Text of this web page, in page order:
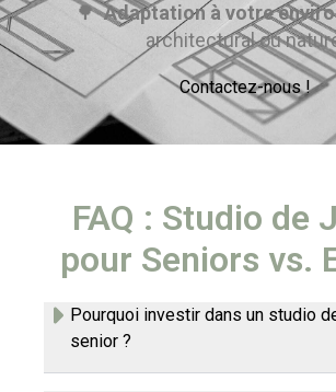
🌳Adaptation à votre
architectural ou
Contactez-nous !
FAQ : Studio de
pour Seniors vs.
Pourquoi investir dans un studio
senior ?